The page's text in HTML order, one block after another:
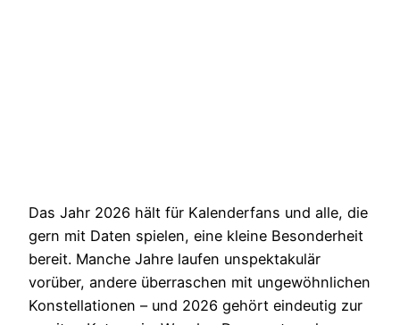
Das Jahr 2026 hält für Kalenderfans und alle, die
gern mit Daten spielen, eine kleine Besonderheit
bereit. Manche Jahre laufen unspektakulär
vorüber, andere überraschen mit ungewöhnlichen
Konstellationen – und 2026 gehört eindeutig zur